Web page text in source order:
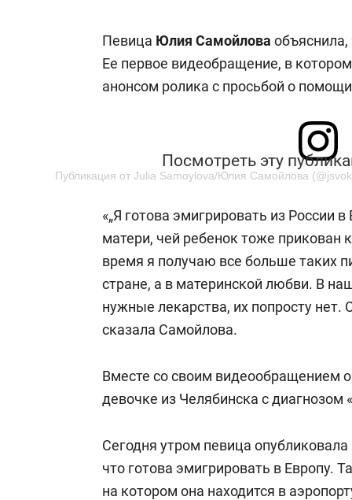
Певица Юлия Самойлова объяснила,
Ее первое видеобращение, в
анонсом ролика с просьбой о
Посмотреть эту
Публикация от Julia Samoylova/Юлия Самойлова
«„Я готова эмигрировать из России
матери, чей ребенок тоже прикован
время я получаю все больше таких
стране, а в материнской любви. В
нужные лекарства, их попросту нет.
сказала Самойлова.
Вместе со своим видеообращением
девочке из Челябинска с
Сегодня утром певица
что готова эмигрировать в Европу.
на котором она находится в
Как ГК «МИР ГРУПП» и ВТБ
создают оазис жилого
Рекомендуем
150 камер
ID вместо